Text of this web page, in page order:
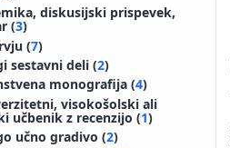
diskusijski prispevek,
(3)
(7)
sestavni deli (2)
monografija (4)
visokošolski ali
učbenik z recenzijo (1)
učno gradivo (2)